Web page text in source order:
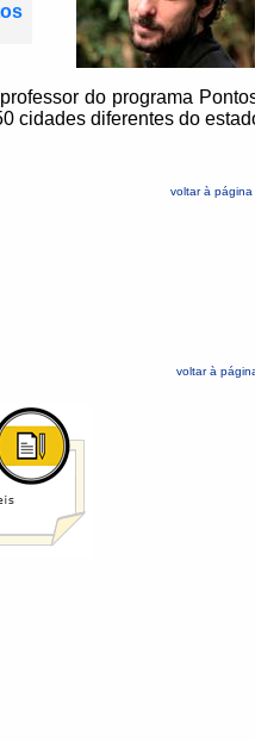
do programa
cidades diferentes do
voltar à página
voltar à